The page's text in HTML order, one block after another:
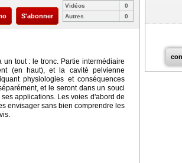
S'abonner
Vidéos
0
Autres
0
tout : le tronc. Partie intermédiaire
(en haut), et la cavité pelvienne
physiologies et conséquences
et le seront dans un souci
applications. Les voies d'abord de
envisager sans bien comprendre les